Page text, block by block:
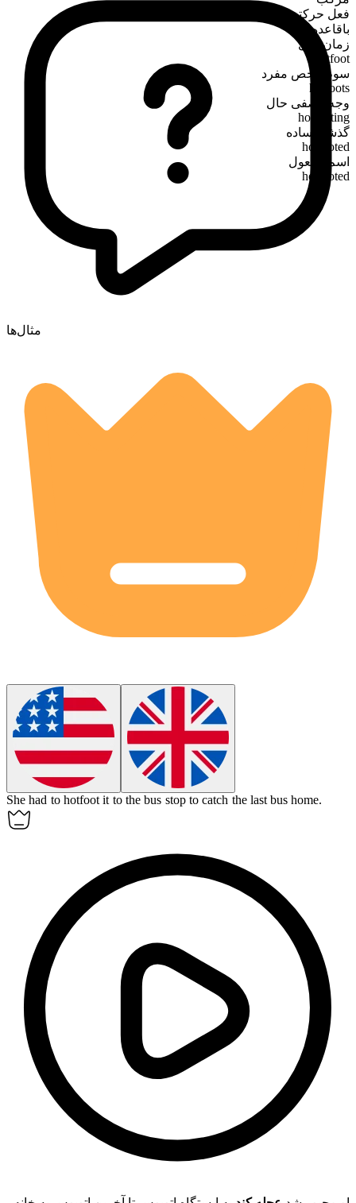
فعل حرکتی
باقاعده
زمان حال
hotfoot
سوم‌شخص مفرد
hotfoots
وجه وصفی حال
hotfooting
گذشته ساده
hotfooted
اسم مفعول
hotfooted
مثال‌ها
She had to hotfoot it to the bus stop to catch the last bus home.